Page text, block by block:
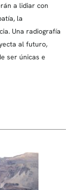
a lidiar con
la
Una radiografía
al futuro,
ser únicas e